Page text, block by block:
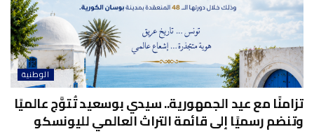
الوطنية
تزامنًا مع عيد الجمهورية.. سيدي بوسعيد تُتوَّج عالميًا
وتنضم رسميًا إلى قائمة التراث العالمي لليونسكو